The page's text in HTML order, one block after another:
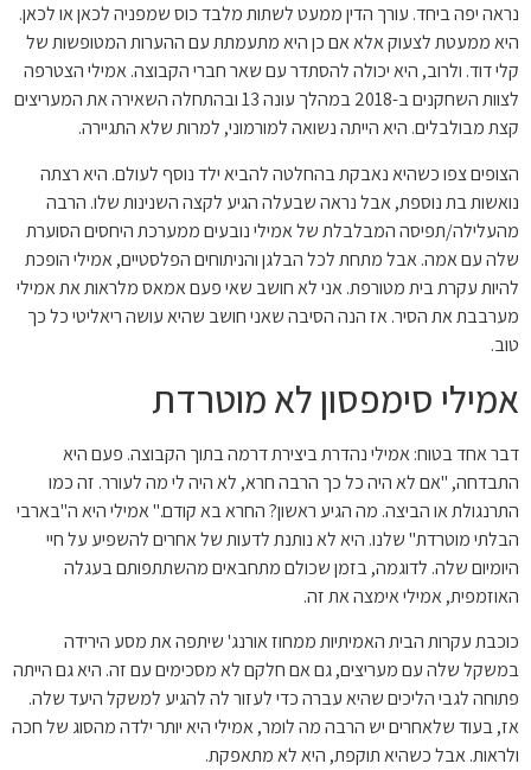
נראה יפה ביחד. עורך הדין ממעט לשתות מלבד כוס שמפניה לכאן או לכאן.
היא ממעטת לצעוק אלא אם כן היא מתעמתת עם ההערות המטופשות של
קלי דוד. ולרוב, היא יכולה להסתדר עם שאר חברי הקבוצה. אמילי הצטרפה
לצוות השחקנים ב-2018 במהלך עונה 13 ובהתחלה השאירה את המעריצים
קצת מבולבלים. היא הייתה נשואה למורמוני, למרות שלא התגיירה.
הצופים צפו כשהיא נאבקת בהחלטה להביא ילד נוסף לעולם. היא רצתה
נואשות בת נוספת, אבל נראה שבעלה הגיע לקצה השנינות שלו. הרבה
מהעלילה/תפיסה המבלבלת של אמילי נובעים ממערכת היחסים הסוערת
שלה עם אמה. אבל מתחת לכל הבלגן והניתוחים הפלסטיים, אמילי הופכת
להיות עקרת בית מטורפת. אני לא חושב שאי פעם אמאס מלראות את אמילי
מערבבת את הסיר. אז הנה הסיבה שאני חושב שהיא עושה ריאליטי כל כך
טוב.
אמילי סימפסון לא מוטרדת
דבר אחד בטוח: אמילי נהדרת ביצירת דרמה בתוך הקבוצה. פעם היא
התבדחה, "אם לא היה כל כך הרבה חרא, לא היה לי מה לעורר. זה כמו
התרנגולת או הביצה. מה הגיע ראשון? החרא בא קודם." אמילי היא ה"בארבי
הבלתי מוטרדת" שלנו. היא לא נותנת לדעות של אחרים להשפיע על חיי
היומיום שלה. לדוגמה, בזמן שכולם מתחבאים מהשתתפותם בעגלה
האוזמפית, אמילי אימצה את זה.
כוכבת עקרות הבית האמיתיות ממחוז אורנג' שיתפה את מסע הירידה
במשקל שלה עם מעריצים, גם אם חלקם לא מסכימים עם זה. היא גם הייתה
פתוחה לגבי הליכים שהיא עברה כדי לעזור לה להגיע למשקל היעד שלה.
אז, בעוד שלאחרים יש הרבה מה לומר, אמילי היא יותר ילדה מהסוג של חכה
ולראות. אבל כשהיא תוקפת, היא לא מתאפקת.